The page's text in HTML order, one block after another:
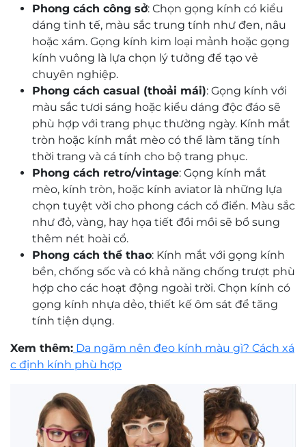
Phong cách công sở: Chọn gọng kính có kiểu
dáng tinh tế, màu sắc trung tính như đen, nâu
hoặc xám. Gọng kính kim loại mảnh hoặc gọng
kính vuông là lựa chọn lý tưởng để tạo vẻ
chuyên nghiệp.
Phong cách casual (thoải mái): Gọng kính với
màu sắc tươi sáng hoặc kiểu dáng độc đáo sẽ
phù hợp với trang phục thường ngày. Kính mắt
tròn hoặc kính mắt mèo có thể làm tăng tính
thời trang và cá tính cho bộ trang phục.
Phong cách retro/vintage: Gọng kính mắt
mèo, kính tròn, hoặc kính aviator là những lựa
chọn tuyệt vời cho phong cách cổ điển. Màu sắc
như đỏ, vàng, hay họa tiết đồi mồi sẽ bổ sung
thêm nét hoài cổ.
Phong cách thể thao: Kính mắt với gọng kính
bền, chống sốc và có khả năng chống trượt phù
hợp cho các hoạt động ngoài trời. Chọn kính có
gọng kính nhựa dẻo, thiết kế ôm sát để tăng
tính tiện dụng.
Xem thêm: Da ngăm nên đeo kính màu gì? Cách xá
c định kính phù hợp